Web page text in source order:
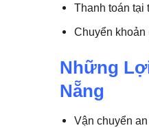
Thanh toán tại
Chuyển
Những
Nẵng
Vận chuyển